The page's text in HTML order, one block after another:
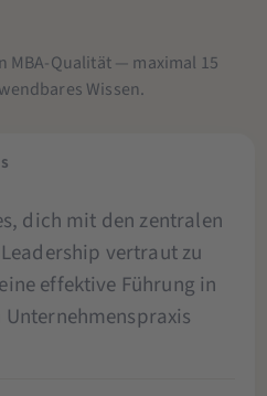
MBA-Qualität — maximal 15
Wissen.
dich mit den zentralen
vertraut zu
effektive Führung in